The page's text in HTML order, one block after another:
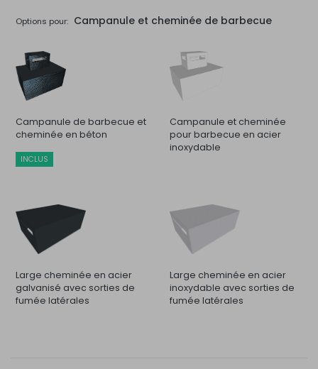
Options pour: Campanule et cheminée de barbecue
Campanule de barbecue et
cheminée en béton
INCLUS
Campanule et cheminée
pour barbecue en acier
inoxydable
Large cheminée en acier
galvanisé avec sorties de
fumée latérales
Large cheminée en acier
inoxydable avec sorties de
fumée latérales